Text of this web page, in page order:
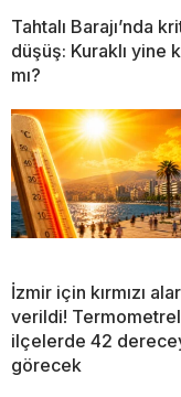
Tahtalı Barajı’nda
düşüş: Kuraklı yine
mı?
İzmir için kırmızı
verildi!
ilçelerde 42
görecek